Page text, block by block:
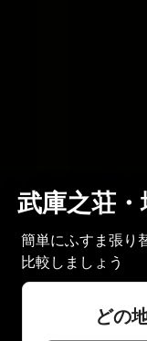
武庫之荘
簡単にふすま張り
比較しましょう
どの